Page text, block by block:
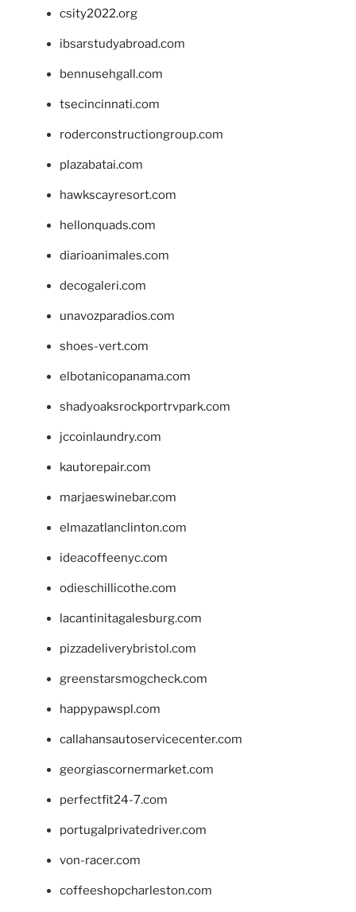
csity2022.org
ibsarstudyabroad.com
bennusehgall.com
tsecincinnati.com
roderconstructiongroup.com
plazabatai.com
hawkscayresort.com
hellonquads.com
diarioanimales.com
decogaleri.com
unavozparadios.com
shoes-vert.com
elbotanicopanama.com
shadyoaksrockportrvpark.com
jccoinlaundry.com
kautorepair.com
marjaeswinebar.com
elmazatlanclinton.com
ideacoffeenyc.com
odieschillicothe.com
lacantinitagalesburg.com
pizzadeliverybristol.com
greenstarsmogcheck.com
happypawspl.com
callahansautoservicecenter.com
georgiascornermarket.com
perfectfit24-7.com
portugalprivatedriver.com
von-racer.com
coffeeshopcharleston.com